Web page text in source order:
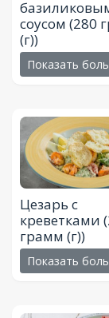
соусом (280
(г))
Показать
Цезарь с
креветками
грамм (г))
Показать